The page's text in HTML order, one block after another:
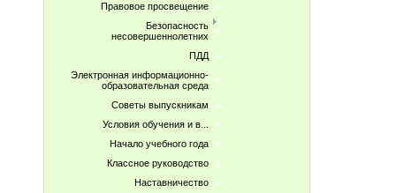
Правовое просвещение
Безопасность
несовершеннолетних
ПДД
Электронная информационно-
образовательная среда
Советы выпускникам
Условия обучения и в...
Начало учебного года
Классное руководство
Наставничество